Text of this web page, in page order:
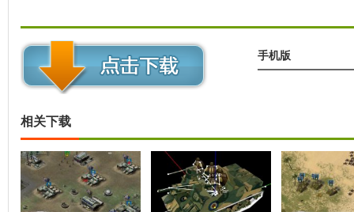
手机版
相关下载